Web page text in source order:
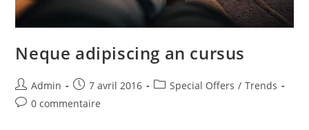
Neque adipiscing an cursus
Auteur/autrice
de
Admin
Publication
publiée :
7 avril 2016
PostSpecial Offers / Trends
Commentaires
0 commentaire